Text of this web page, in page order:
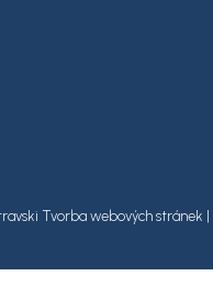
Tvorba webových stránek